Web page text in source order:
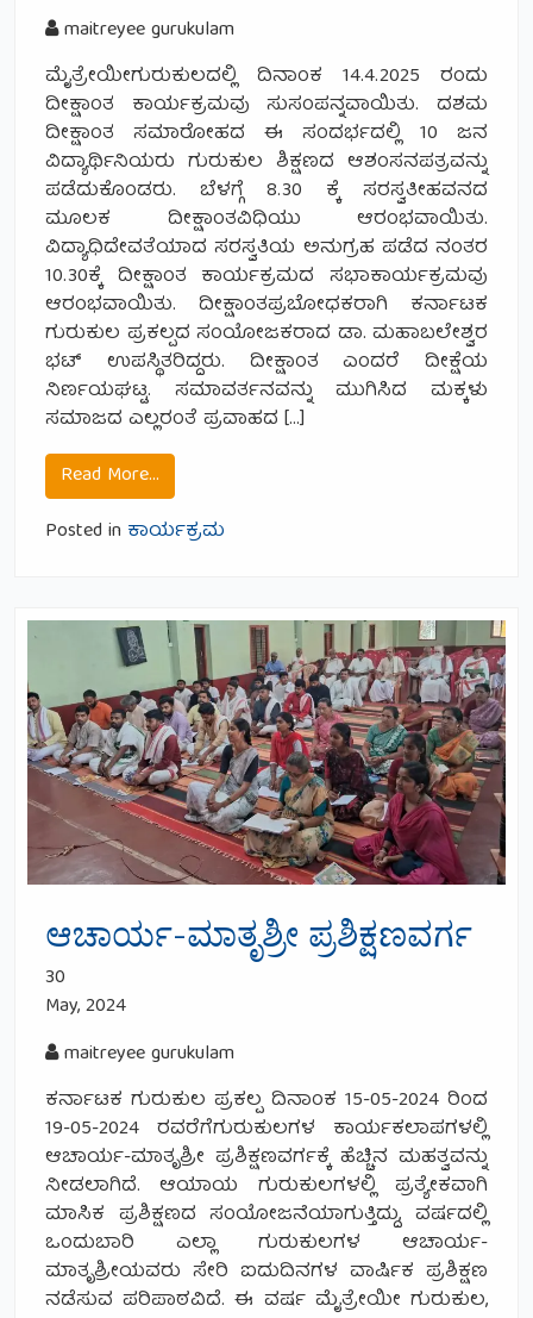
maitreyee gurukulam
ಮೈತ್ರೇಯೀಗುರುಕುಲದಲ್ಲಿ ದಿನಾಂಕ 14.4.2025 ರಂದು
ದೀಕ್ಷಾಂತ ಕಾರ್ಯಕ್ರಮವು ಸುಸಂಪನ್ನವಾಯಿತು. ದಶಮ
ದೀಕ್ಷಾಂತ ಸಮಾರೋಹದ ಈ ಸಂದರ್ಭದಲ್ಲಿ 10 ಜನ
ವಿದ್ಯಾರ್ಥಿನಿಯರು ಗುರುಕುಲ ಶಿಕ್ಷಣದ ಆಶಂಸನಪತ್ರವನ್ನು
ಪಡೆದುಕೊಂಡರು. ಬೆಳಗ್ಗೆ 8.30 ಕ್ಕೆ ಸರಸ್ವತೀಹವನದ
ಮೂಲಕ ದೀಕ್ಷಾಂತವಿಧಿಯು ಆರಂಭವಾಯಿತು.
ವಿದ್ಯಾಧಿದೇವತೆಯಾದ ಸರಸ್ವತಿಯ ಅನುಗ್ರಹ ಪಡೆದ ನಂತರ
10.30ಕ್ಕೆ ದೀಕ್ಷಾಂತ ಕಾರ್ಯಕ್ರಮದ ಸಭಾಕಾರ್ಯಕ್ರಮವು
ಆರಂಭವಾಯಿತು. ದೀಕ್ಷಾಂತಪ್ರಬೋಧಕರಾಗಿ ಕರ್ನಾಟಕ
ಗುರುಕುಲ ಪ್ರಕಲ್ಪದ ಸಂಯೋಜಕರಾದ ಡಾ. ಮಹಾಬಲೇಶ್ವರ
ಭಟ್ ಉಪಸ್ಥಿತರಿದ್ದರು. ದೀಕ್ಷಾಂತ ಎಂದರೆ ದೀಕ್ಷೆಯ
ನಿರ್ಣಯಘಟ್ಟ. ಸಮಾವರ್ತನವನ್ನು ಮುಗಿಸಿದ ಮಕ್ಕಳು
ಸಮಾಜದ ಎಲ್ಲರಂತೆ ಪ್ರವಾಹದ […]
Read More…
Posted in ಕಾರ್ಯಕ್ರಮ
ಆಚಾರ್ಯ-ಮಾತೃಶ್ರೀ ಪ್ರಶಿಕ್ಷಣವರ್ಗ
30
May, 2024
maitreyee gurukulam
ಕರ್ನಾಟಕ ಗುರುಕುಲ ಪ್ರಕಲ್ಪ ದಿನಾಂಕ 15-05-2024 ರಿಂದ
19-05-2024 ರವರೆಗೆಗುರುಕುಲಗಳ ಕಾರ್ಯಕಲಾಪಗಳಲ್ಲಿ
ಆಚಾರ್ಯ-ಮಾತೃಶ್ರೀ ಪ್ರಶಿಕ್ಷಣವರ್ಗಕ್ಕೆ ಹೆಚ್ಚಿನ ಮಹತ್ವವನ್ನು
ನೀಡಲಾಗಿದೆ. ಆಯಾಯ ಗುರುಕುಲಗಳಲ್ಲಿ ಪ್ರತ್ಯೇಕವಾಗಿ
ಮಾಸಿಕ ಪ್ರಶಿಕ್ಷಣದ ಸಂಯೋಜನೆಯಾಗುತ್ತಿದ್ದು, ವರ್ಷದಲ್ಲಿ
ಒಂದುಬಾರಿ ಎಲ್ಲಾ ಗುರುಕುಲಗಳ ಆಚಾರ್ಯ-
ಮಾತೃಶ್ರೀಯವರು ಸೇರಿ ಐದುದಿನಗಳ ವಾರ್ಷಿಕ ಪ್ರಶಿಕ್ಷಣ
ನಡೆಸುವ ಪರಿಪಾಠವಿದೆ. ಈ ವರ್ಷ ಮೈತ್ರೇಯೀ ಗುರುಕುಲ,